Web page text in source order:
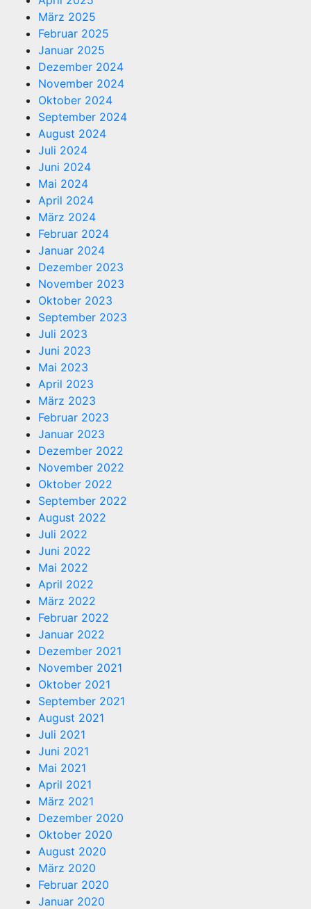
März 2025
Februar 2025
Januar 2025
Dezember 2024
November 2024
Oktober 2024
September 2024
August 2024
Juli 2024
Juni 2024
Mai 2024
April 2024
März 2024
Februar 2024
Januar 2024
Dezember 2023
November 2023
Oktober 2023
September 2023
Juli 2023
Juni 2023
Mai 2023
April 2023
März 2023
Februar 2023
Januar 2023
Dezember 2022
November 2022
Oktober 2022
September 2022
August 2022
Juli 2022
Juni 2022
Mai 2022
April 2022
März 2022
Februar 2022
Januar 2022
Dezember 2021
November 2021
Oktober 2021
September 2021
August 2021
Juli 2021
Juni 2021
Mai 2021
April 2021
März 2021
Dezember 2020
Oktober 2020
August 2020
März 2020
Februar 2020
Januar 2020